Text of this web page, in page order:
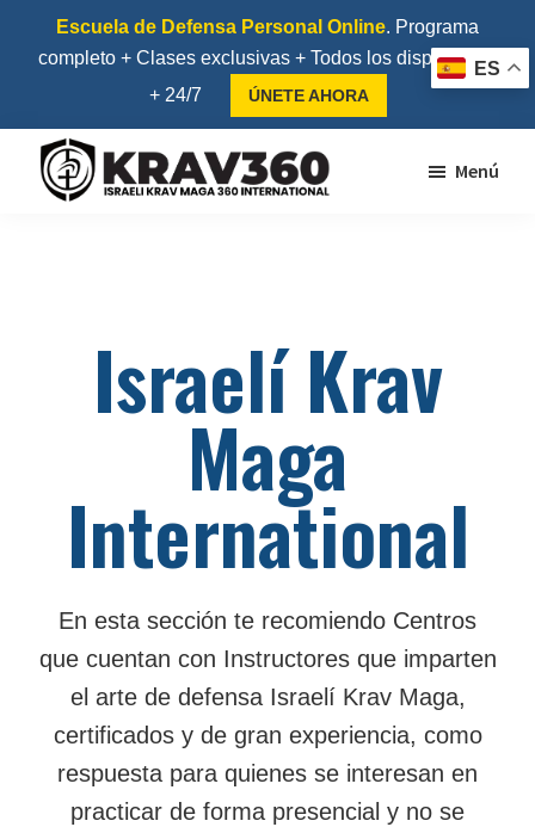
página
Escuela de Defensa Personal Online. Programa
completo + Clases exclusivas + Todos los dispositivos
+ 24/7
ÚNETE AHORA
Menú
Israelí Krav
Maga
International
En esta sección te recomiendo Centros
que cuentan con Instructores que imparten
el arte de defensa Israelí Krav Maga,
certificados y de gran experiencia, como
respuesta para quienes se interesan en
practicar de forma presencial y no se
ES